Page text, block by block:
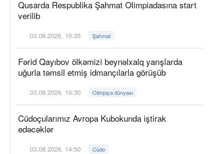
Qusarda Respublika Şahmat Olimpiadasına start
verilib
03.08.2026, 16:35 Şahmat
Fərid Qayıbov ölkəmizi beynəlxalq yarışlarda
uğurla təmsil etmiş idmançılarla görüşüb
03.08.2026, 16:30 Olimpiya dünyası
Cüdoçularımız Avropa Kubokunda iştirak
edəcəklər
03.08.2026, 14:50 Cüdo